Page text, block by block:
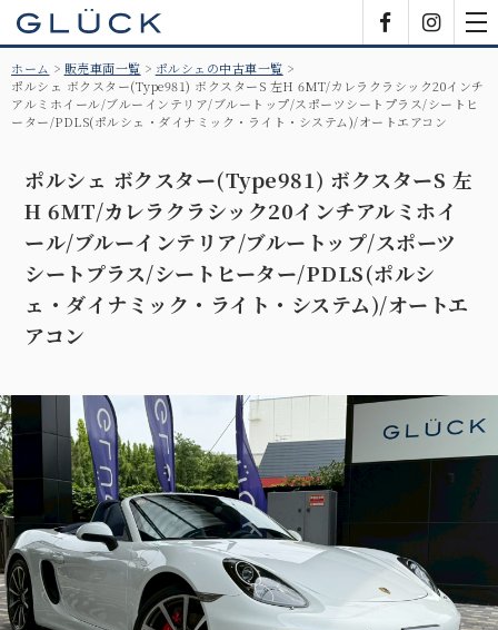
ホーム 販売車両一覧
ポルシェの中古車一覧
ポルシェ ボクスター(Type981) ボクスターS 左H 6MT/カレラクラシック20インチ
アルミホイール/ブルーインテリア/ブルートップ/スポーツシートプラス/シートヒ
ーター/PDLS(ポルシェ・ダイナミック・ライト・システム)/オートエアコン
ポルシェ ボクスター(Type981) ボクスターS 左
H 6MT/カレラクラシック20インチアルミホイ
ール/ブルーインテリア/ブルートップ/スポーツ
シートプラス/シートヒーター/PDLS(ポルシ
ェ・ダイナミック・ライト・システム)/オートエ
アコン